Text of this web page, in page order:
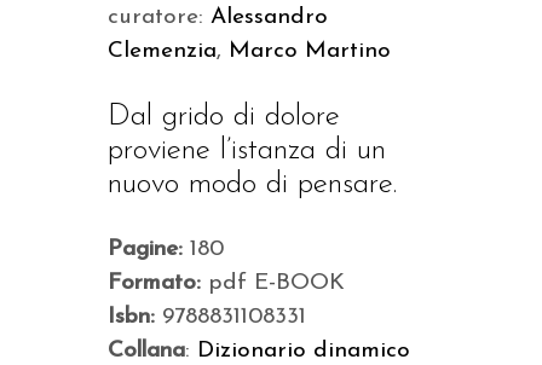
curatore: Alessandro
Clemenzia, Marco Martino
Dal grido di dolore
proviene l’istanza di un
nuovo modo di pensare.
Pagine: 180
Formato: pdf E-BOOK
Isbn: 9788831108331
Collana: Dizionario dinamico